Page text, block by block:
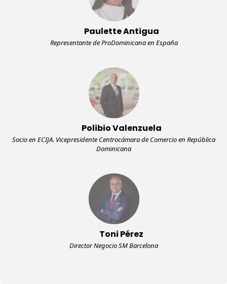
Paulette Antigua
Representante de ProDominicana en España
Polibio Valenzuela
Socio en ECIJA. Vicepresidente Centrocámara de Comercio en República
Dominicana
Toni Pérez
Director Negocio SM Barcelona